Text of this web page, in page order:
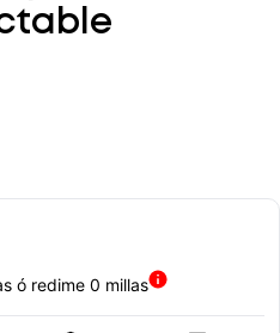
ó redime 0 millas